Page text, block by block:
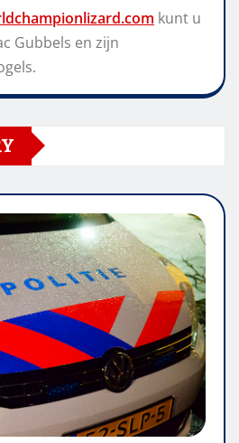
kunt u
Gubbels en zijn